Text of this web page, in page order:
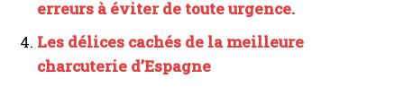
erreurs à éviter de toute urgence.
Les délices cachés de la meilleure
charcuterie d’Espagne